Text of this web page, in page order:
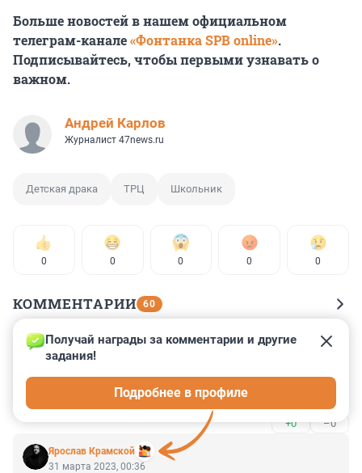
Больше новостей в нашем официальном
телеграм-канале«Фонтанка SPB online».
Подписывайтесь, чтобы первыми узнавать о
важном.
Андрей Карлов
Журналист 47news.ru
Детская драка ТРЦ Школьник
0 0 0 0 0
КОММЕНТАРИИ 60
Гость
6 апреля 2023, 19:49
Не корректная публикация, подростки мирно сидели
в кафе, а двое пьяных до них докопались
+0 –0
Ярослав Крамской
Получай награды за комментарии и другие
задания!
Подробнее в профиле
31 марта 2023, 00:36